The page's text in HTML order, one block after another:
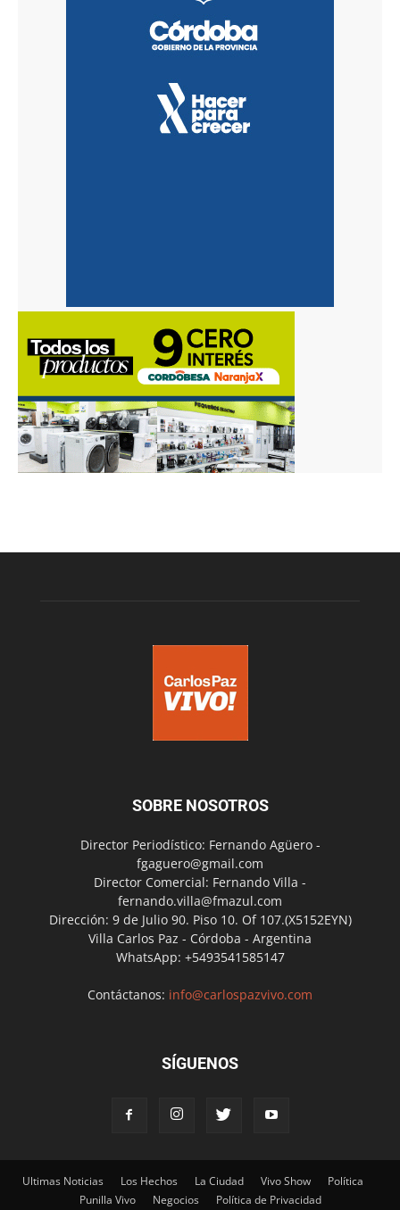
SOBRE NOSOTROS
Director Periodístico: Fernando Agüero -
fgaguero@gmail.com
Director Comercial: Fernando Villa -
fernando.villa@fmazul.com
Dirección: 9 de Julio 90. Piso 10. Of 107.(X5152EYN)
Villa Carlos Paz - Córdoba - Argentina
WhatsApp: +5493541585147
Contáctanos: info@carlospazvivo.com
SÍGUENOS
Ultimas Noticias Los Hechos La Ciudad Vivo Show
Política
Punilla Vivo
Negocios Política de Privacidad